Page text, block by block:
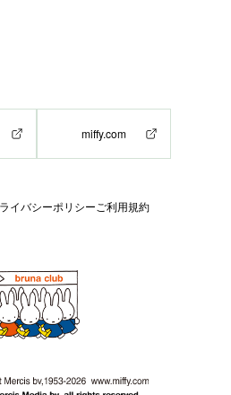
miffy.com
イバシーポリシーご利用規約